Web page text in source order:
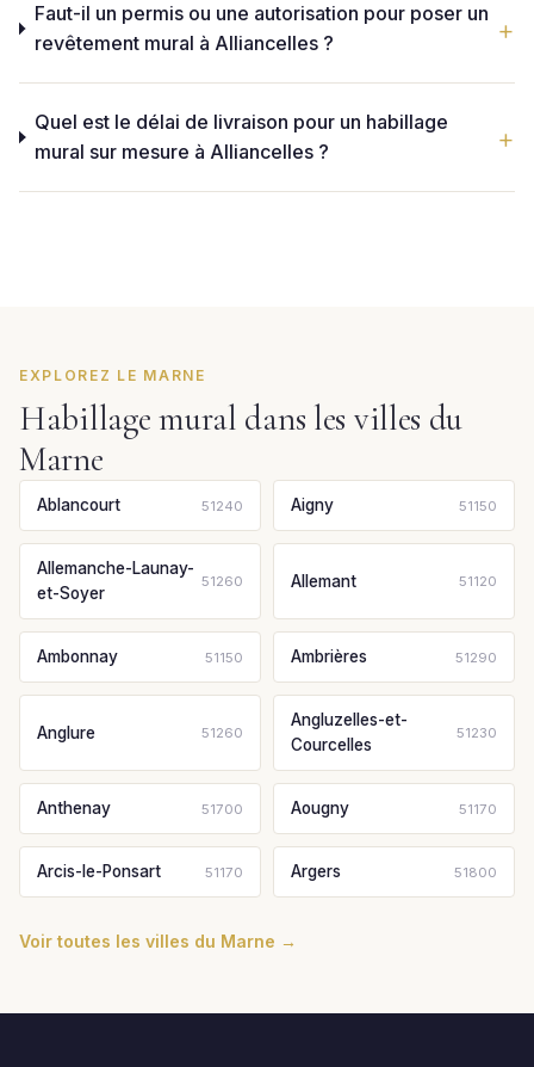
Faut-il un permis ou une autorisation pour poser un
revêtement mural à Alliancelles ?
Quel est le délai de livraison pour un habillage
mural sur mesure à Alliancelles ?
EXPLOREZ LE MARNE
Habillage mural dans les villes du
Marne
Ablancourt 51240 Aigny 51150
Allemanche-Launay-
et-Soyer
51260 Allemant 51120
Ambonnay 51150 Ambrières 51290
Anglure 51260
Angluzelles-et-
Courcelles
51230
Anthenay 51700 Aougny 51170
Arcis-le-Ponsart 51170 Argers 51800
Voir toutes les villes du Marne →